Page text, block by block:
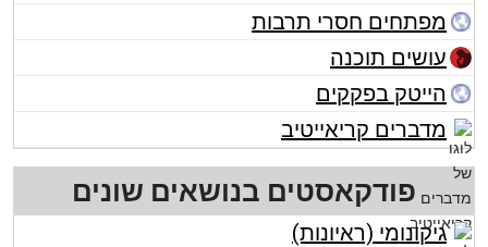
מפתחים חסרי תרבות
עושים תוכנה
הייטק בפקקים
מדברים קריאייטיב
פודקאסטים בנושאים שונים
גיקונומי (ראיונות)